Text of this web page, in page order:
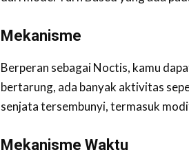
Mekanisme
Berperan sebagai Noctis, kamu
bertarung, ada banyak aktivitas
senjata tersembunyi, termasuk
Mekanisme Waktu